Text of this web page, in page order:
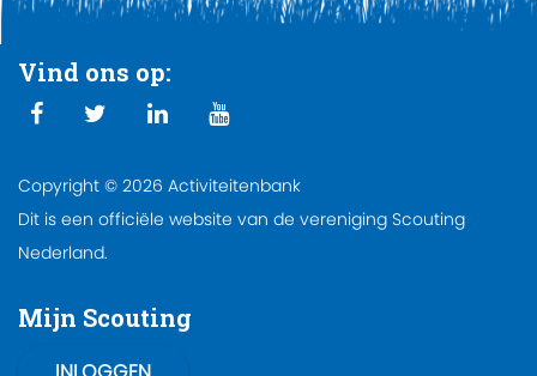
Vind ons op:
Copyright © 2026 Activiteitenbank
Dit is een officiële website van de vereniging Scouting
Nederland.
Mijn Scouting